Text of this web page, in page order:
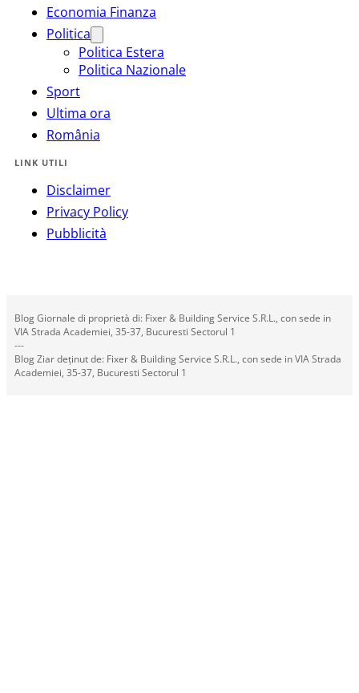
Economia Finanza
Politica
Politica Estera
Politica Nazionale
Sport
Ultima ora
România
LINK UTILI
Disclaimer
Privacy Policy
Pubblicità
Blog Giornale di proprietà di: Fixer & Building Service S.R.L., con sede in
VIA Strada Academiei, 35-37, Bucuresti Sectorul 1
---
Blog Ziar deținut de: Fixer & Building Service S.R.L., con sede in VIA Strada
Academiei, 35-37, Bucuresti Sectorul 1